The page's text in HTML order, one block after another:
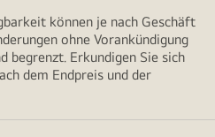
können je nach Geschäft
ohne Vorankündigung
begrenzt. Erkundigen Sie sich
dem Endpreis und der